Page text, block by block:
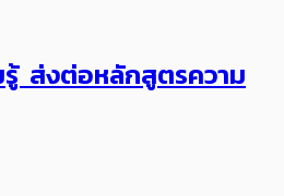
ส่งต่อหลักสูตรความ